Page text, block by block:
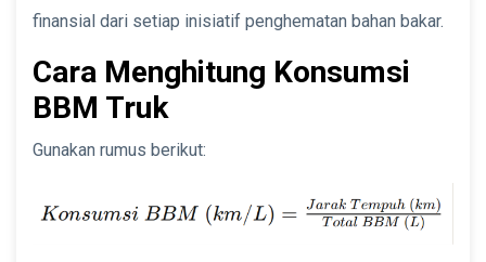
finansial dari setiap inisiatif penghematan bahan bakar.
Cara Menghitung Konsumsi
BBM Truk
Gunakan rumus berikut: